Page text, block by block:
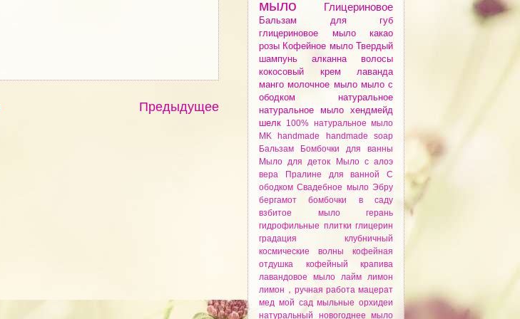
Предыдущее
мыло Глицериновое
Бальзам для губ
глицериновое мыло какао
розы Кофейное мылоТвердый
шампунь алканнa волосы
кокосовый крем лаванда
мангомолочное мыло мыло с
ободком натуральное
натуральное мыло хендмейд
шелк
100% натуральное мыло
MK
handmade
handmade soap
Бальзам
Бомбочки для ванны
Мыло для деток
Мыло с алоэ
вера
Пралине для ванной С
ободкомСвадебное мылоЭбру
бергамотбомбочки в саду
взбитое мыло герань
гидрофильные плитки глицерин
градация клубничный
космические волны кофейная
отдушка кофейный крапива
лавандовое мыло лайм лимон
лимон，ручная работа мацерат
мед мой садмыльные орхидеи
натуральный новогоднее мыло